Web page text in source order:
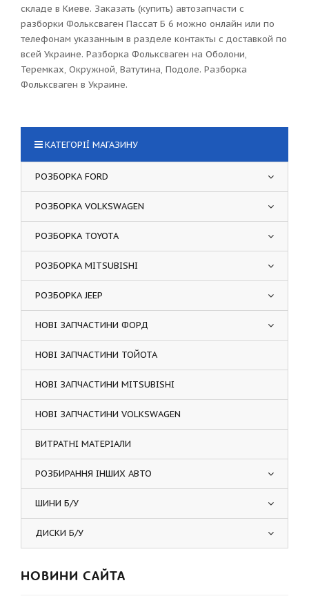
складе в Киеве. Заказать (купить) автозапчасти с
разборки Фольксваген Пассат Б 6 можно онлайн или по
телефонам указанным в разделе контакты с доставкой по
всей Украине. Разборка Фольксваген на Оболони,
Теремках, Окружной, Ватутина, Подоле. Разборка
Фольксваген в Украине.
КАТЕГОРІЇ МАГАЗИНУ
РОЗБОРКА FORD
РОЗБОРКА VOLKSWAGEN
РОЗБОРКА TOYOTA
РОЗБОРКА MITSUBISHI
РОЗБОРКА JEEP
НОВІ ЗАПЧАСТИНИ ФОРД
НОВІ ЗАПЧАСТИНИ ТОЙОТА
НОВІ ЗАПЧАСТИНИ MITSUBISHI
НОВІ ЗАПЧАСТИНИ VOLKSWAGEN
ВИТРАТНІ МАТЕРІАЛИ
РОЗБИРАННЯ ІНШИХ АВТО
ШИНИ Б/У
ДИСКИ Б/У
НОВИНИ САЙТА